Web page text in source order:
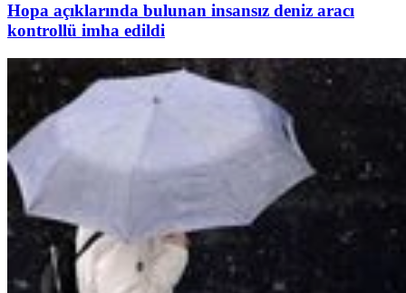
Hopa açıklarında bulunan insansız deniz aracı
kontrollü imha edildi